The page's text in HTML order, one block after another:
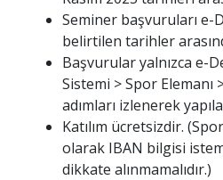
Seminer başvuruları e-
belirtilen tarihler
Başvurular yalnızca e-
Sistemi > Spor
adımları izlenerek
Katılım ücretsizdir.
olarak IBAN bilgisi
dikkate alınmamalıdır.)